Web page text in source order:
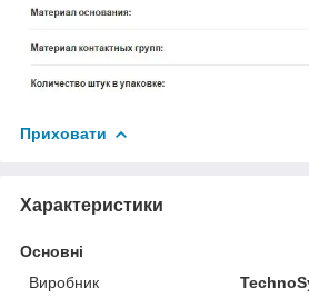
Приховати
Характеристики
Основні
Виробник